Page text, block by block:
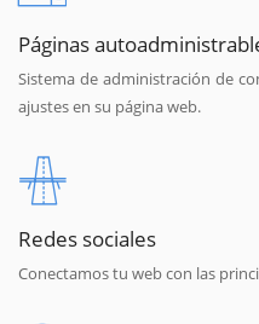
Páginas
Sistema de administración de
ajustes en su página web.
Redes sociales
Conectamos tu web con las